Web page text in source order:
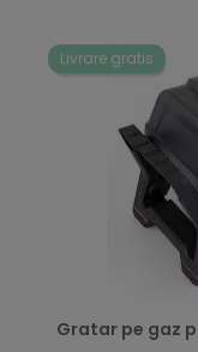
Livrare gratis
Gratar pe gaz